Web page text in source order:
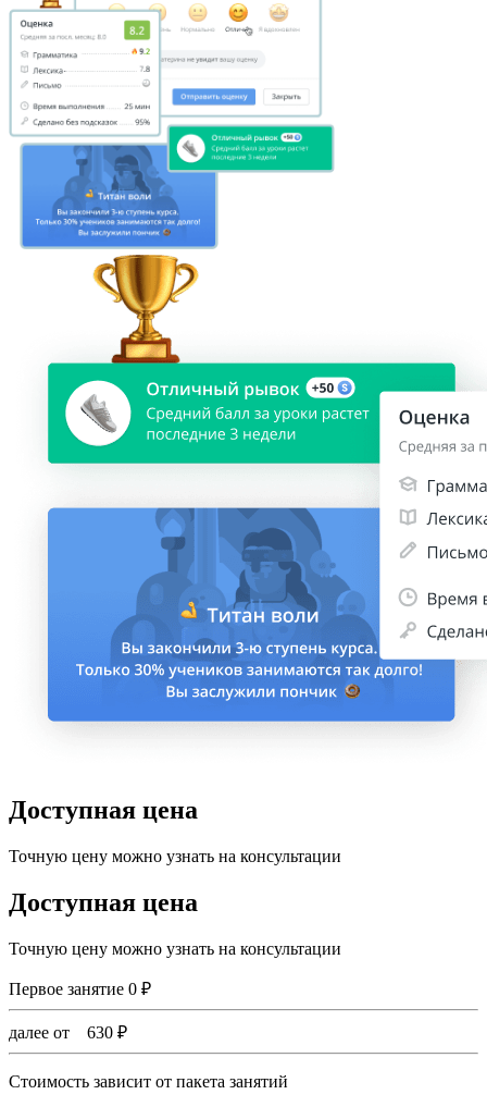
Доступная цена
Точную цену можно узнать на консультации
Доступная цена
Точную цену можно узнать на консультации
Первое занятие 0 ₽
далее от 630 ₽
Стоимость зависит от пакета занятий